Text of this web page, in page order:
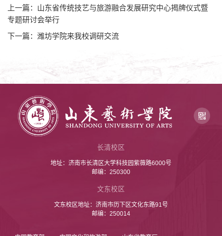
上一篇：山东省传统技艺与旅游融合发展研究中心揭牌仪式暨
专题研讨会举行
下一篇：潍坊学院来我校调研交流
长清校区
地址：济南市长清区大学科技园紫薇路6000号
邮编：250300
文东校区
文东校区地址：济南市历下区文化东路91号
邮编：250014